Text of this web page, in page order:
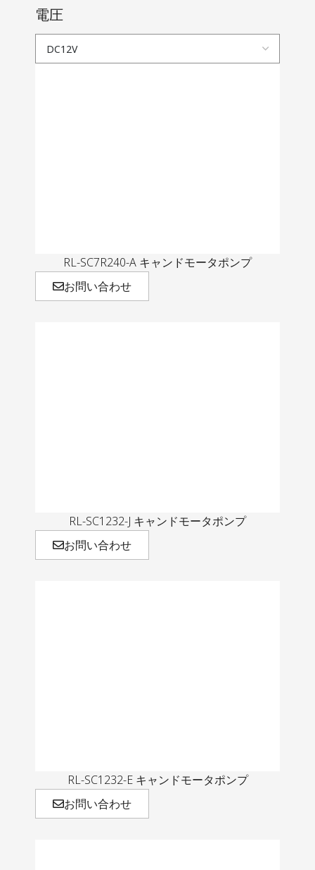
電圧
RL-SC7R240-A キャンドモータポンプ
お問い合わせ
RL-SC1232-J キャンドモータポンプ
お問い合わせ
RL-SC1232-E キャンドモータポンプ
お問い合わせ